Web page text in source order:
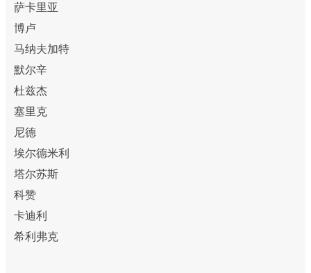
萨卡里亚
博卢
马纳夫加特
默尔辛
杜兹杰
塞里克
尼德
埃尔德米利
塔尔苏斯
科赞
卡迪利
希利弗克